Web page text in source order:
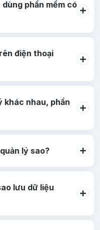
phần mềm có
điện thoại
khác nhau, phần
lý sao?
lưu dữ liệu